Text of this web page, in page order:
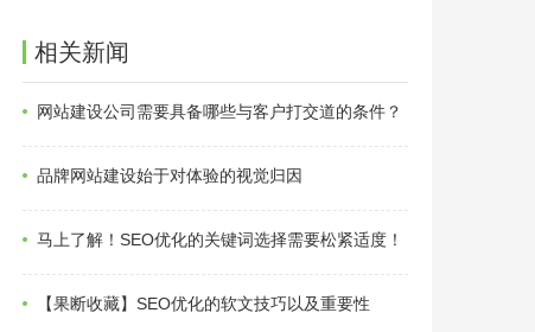
相关新闻
网站建设公司需要具备哪些与客户打交道的条件？
品牌网站建设始于对体验的视觉归因
马上了解！SEO优化的关键词选择需要松紧适度！
【果断收藏】SEO优化的软文技巧以及重要性